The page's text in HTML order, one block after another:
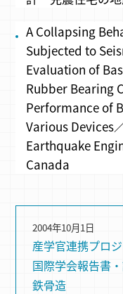
A Collapsing
Subjected to
Evaluation of
Rubber Bearing
Performance of
Various Devices
Earthquake
Canada
産学官連携プロ
国際学会報告書
鉄骨造
2004年10月1日